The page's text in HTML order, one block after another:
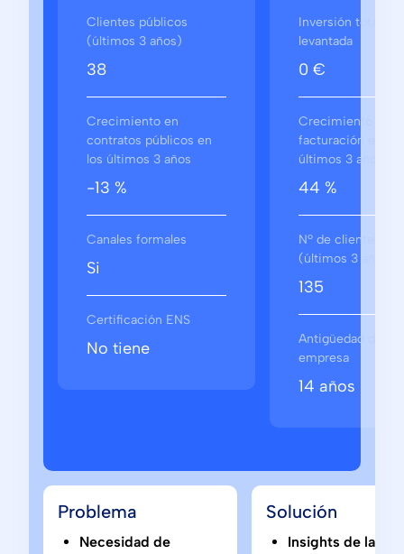
Clientes públicos
(últimos 3 años)
38
Crecimiento en
contratos públicos en
los últimos 3 años
-13 %
Canales formales
Si
Certificación ENS
No tiene
Inversión total
levantada
0 €
Crecimiento en
facturación en los
últimos 3 años
44 %
Nº de clientes
(últimos 3 años)
135
Antigüedad de la
empresa
14 años
Problema
Necesidad de
Solución
Insights de la